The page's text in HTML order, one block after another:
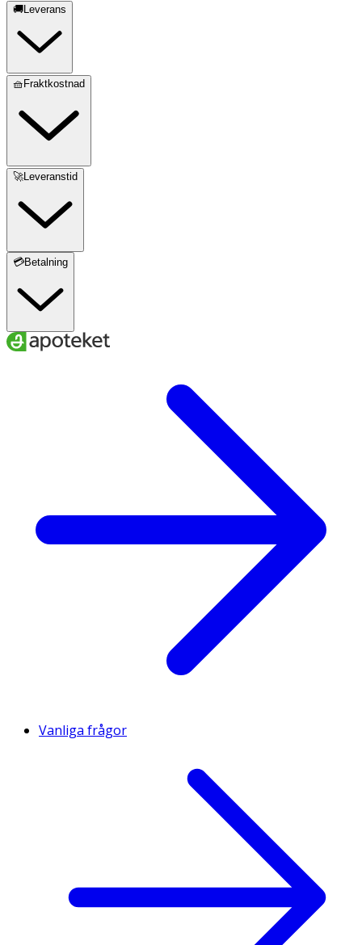
🚚Leverans
🧺Fraktkostnad
🚀Leveranstid
💳Betalning
Vanliga frågor